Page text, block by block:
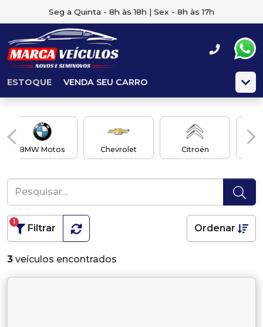
Seg a Quinta - 8h às 18h | Sex - 8h às 17h
ESTOQUE VENDA SEU CARRO
BMW Motos Chevrolet Citroën
Filtrar
1
Ordenar
3 veículos encontrados